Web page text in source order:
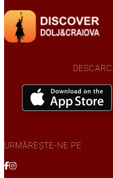
URMĂREȘTE-NE PE